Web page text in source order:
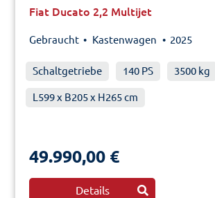
Fiat Ducato 2,2 Multijet
Gebraucht • Kastenwagen • 2025
Schaltgetriebe 140 PS 3500 kg
L599 x B205 x H265 cm
49.990,00 €
Details